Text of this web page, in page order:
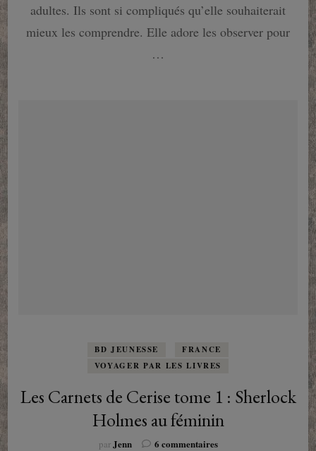
des
adultes. Ils sont si compliqués qu’elle souhaiterait
mieux les comprendre. Elle adore les observer pour
…
BD JEUNESSE
FRANCE
VOYAGER PAR LES LIVRES
Les Carnets de Cerise tome 1 : Sherlock
Holmes au féminin
parJenn 6 commentairessur